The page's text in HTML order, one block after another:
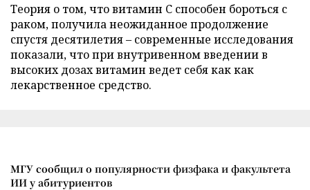
Теория о том, что витамин C способен бороться с
раком, получила неожиданное продолжение
спустя десятилетия – современные исследования
показали, что при внутривенном введении в
высоких дозах витамин ведет себя как как
лекарственное средство.
МГУ сообщил о популярности физфака и факультета
ИИ у абитуриентов